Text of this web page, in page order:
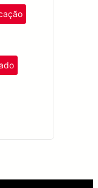
de